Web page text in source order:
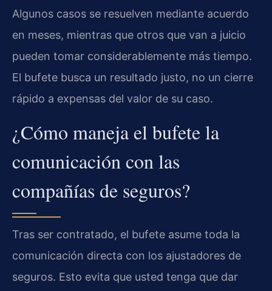
Algunos casos se resuelven mediante acuerdo
en meses, mientras que otros que van a juicio
pueden tomar considerablemente más tiempo.
El bufete busca un resultado justo, no un cierre
rápido a expensas del valor de su caso.
¿Cómo maneja el bufete la
comunicación con las
compañías de seguros?
Tras ser contratado, el bufete asume toda la
comunicación directa con los ajustadores de
seguros. Esto evita que usted tenga que dar